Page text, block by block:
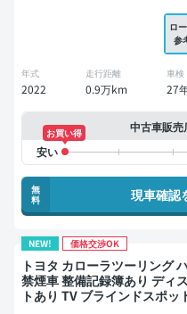
ロ
参
年式
2022
走行距離
0.9万km
車検
27
中古車販売
お買い得
無
料
現車確認
NEW! 価格交渉OK
トヨタ カローラツーリング
禁煙車 整備記録簿あり ディ
トあり TV ブラインドスポ